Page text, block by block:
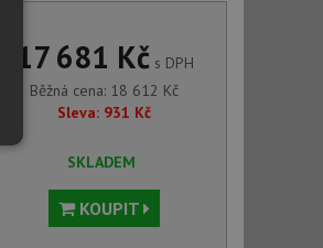
17 681 Kčs DPH
Běžná cena: 18 612 Kč
Sleva: 931 Kč
SKLADEM
KOUPIT